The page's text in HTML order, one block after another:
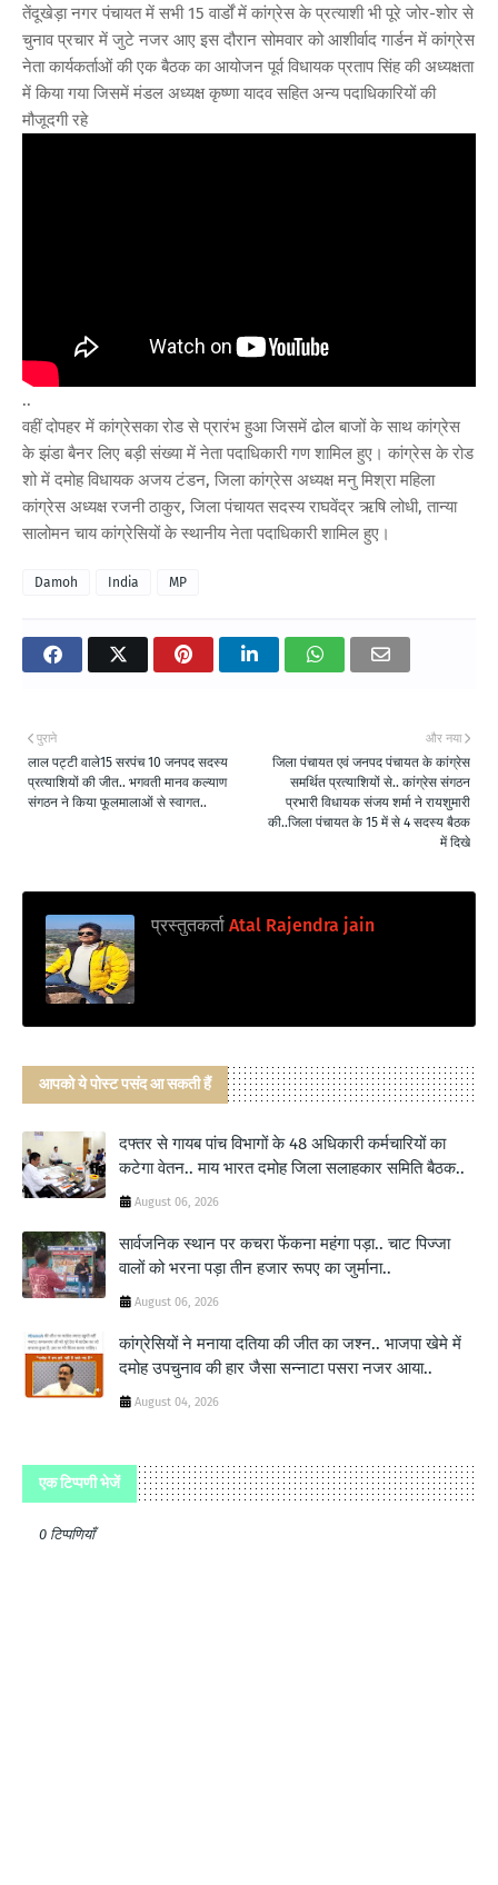
तेंदूखेड़ा नगर पंचायत में सभी 15 वार्डों में कांग्रेस के प्रत्याशी भी पूरे जोर-शोर से
चुनाव प्रचार में जुटे नजर आए इस दौरान सोमवार को आशीर्वाद गार्डन में कांग्रेस
नेता कार्यकर्ताओं की एक बैठक का आयोजन पूर्व विधायक प्रताप सिंह की अध्यक्षता
में किया गया जिसमें मंडल अध्यक्ष कृष्णा यादव सहित अन्य पदाधिकारियों की
मौजूदगी रहे
..
वहीं दोपहर में कांग्रेसका रोड से प्रारंभ हुआ जिसमें ढोल बाजों के साथ कांग्रेस
के झंडा बैनर लिए बड़ी संख्या में नेता पदाधिकारी गण शामिल हुए। कांग्रेस के रोड
शो में दमोह विधायक अजय टंडन, जिला कांग्रेस अध्यक्ष मनु मिश्रा महिला
कांग्रेस अध्यक्ष रजनी ठाकुर, जिला पंचायत सदस्य राघवेंद्र ऋषि लोधी, तान्या
सालोमन चाय कांग्रेसियों के स्थानीय नेता पदाधिकारी शामिल हुए।
Damoh India MP
और नया
जिला पंचायत एवं जनपद पंचायत के कांग्रेस
समर्थित प्रत्याशियों से.. कांग्रेस संगठन
प्रभारी विधायक संजय शर्मा ने रायशुमारी
की..जिला पंचायत के 15 में से 4 सदस्य बैठक
में दिखे
पुराने
लाल पट्टी वाले15 सरपंच 10 जनपद सदस्य
प्रत्याशियों की जीत.. भगवती मानव कल्याण
संगठन ने किया फूलमालाओं से स्वागत..
प्रस्तुतकर्ता Atal Rajendra jain
आपको ये पोस्ट पसंद आ सकती हैं
दफ्तर से गायब पांच विभागों के 48 अधिकारी कर्मचारियों का
कटेगा वेतन.. माय भारत दमोह जिला सलाहकार समिति बैठक..
August 06, 2026
सार्वजनिक स्थान पर कचरा फेंकना महंगा पड़ा.. चाट पिज्जा
वालों को भरना पड़ा तीन हजार रूपए का जुर्माना..
August 06, 2026
कांग्रेसियों ने मनाया दतिया की जीत का जश्न.. भाजपा खेमे में
दमोह उपचुनाव की हार जैसा सन्नाटा पसरा नजर आया..
August 04, 2026
एक टिप्पणी भेजें
0 टिप्पणियाँ